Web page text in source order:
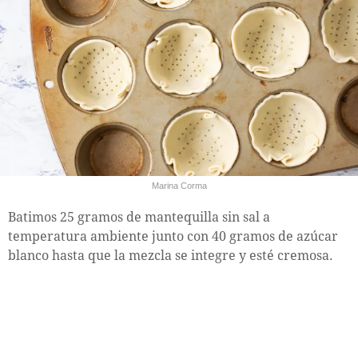
Marina Corma
Batimos 25 gramos de mantequilla sin sal a
temperatura ambiente junto con 40 gramos de azúcar
blanco hasta que la mezcla se integre y esté cremosa.